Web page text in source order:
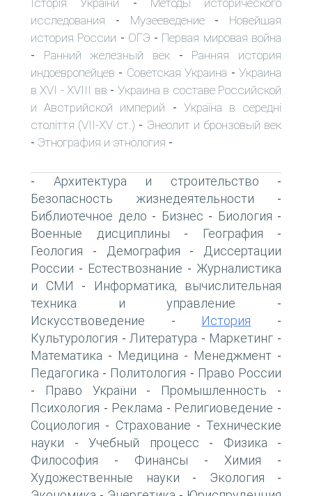
-
исследования - Музееведение- Новейшая
история России - ОГЭ - Первая мировая война
- Ранний железный век - Ранняя история
индоевропейцев - Советская Украина -Украина
в XVI - XVIII вв - Украина в составе Российской
и Австрийской империй - Україна в середні
століття (VII-XV ст.) - Энеолит и бронзовый век
- Этнография и этнология -
- Архитектура и строительство -
Безопасность жизнедеятельности -
Библиотечное дело - Бизнес - Биология -
Военные дисциплины - География -
Геология - Демография -
Диссертации
России - Естествознание - Журналистика
и СМИ -
Информатика, вычислительная
техника и управление -
Искусствоведение - История -
Культурология - Литература - Маркетинг -
Математика - Медицина - Менеджмент -
Педагогика - Политология - Право России
- Право України - Промышленность -
Психология - Реклама - Религиоведение -
Социология - Страхование - Технические
науки - Учебный процесс - Физика -
Философия - Финансы - Химия -
Художественные науки - Экология -